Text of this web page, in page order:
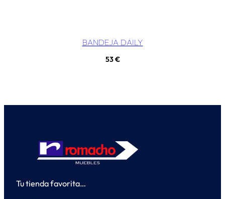
BANDEJA DAILY
53€
Tu tienda favorita…